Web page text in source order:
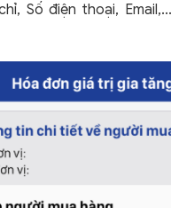
Số điện thoại,